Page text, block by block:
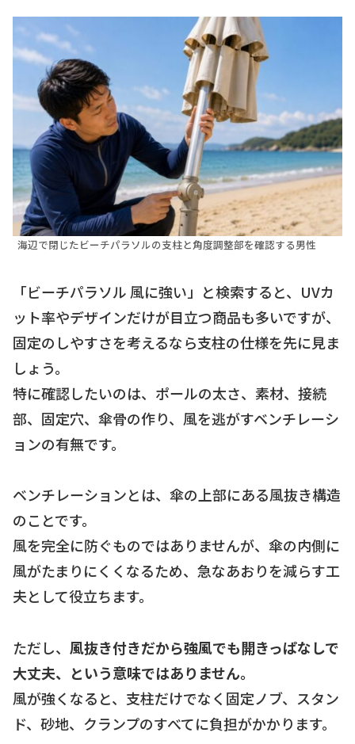
海辺で閉じたビーチパラソルの支柱と角度調整部を確認する男性
「ビーチパラソル 風に強い」と検索すると、UVカ
ット率やデザインだけが目立つ商品も多いですが、
固定のしやすさを考えるなら支柱の仕様を先に見ま
しょう。
特に確認したいのは、ポールの太さ、素材、接続
部、固定穴、傘骨の作り、風を逃がすベンチレーシ
ョンの有無です。
ベンチレーションとは、傘の上部にある風抜き構造
のことです。
風を完全に防ぐものではありませんが、傘の内側に
風がたまりにくくなるため、急なあおりを減らす工
夫として役立ちます。
ただし、 風抜き付きだから強風でも開きっぱなしで
大丈夫、という意味ではありません。
風が強くなると、支柱だけでなく固定ノブ、スタン
ド、砂地、クランプのすべてに負担がかかります。